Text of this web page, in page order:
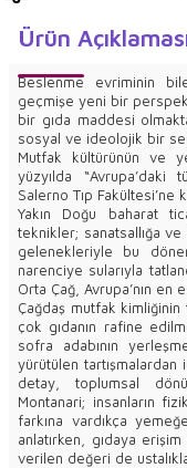
Ürün
Beslenme evriminin
geçmişe yeni bir
bir gıda maddesi
sosyal ve ideolojik bir
Mutfak kültürünün ve
yüzyılda
Salerno Tıp Fakültesi’ne
Yakın Doğu baharat
teknikler; sanatsallığa
gelenekleriyle bu
narenciye sularıyla
Orta Çağ, Avrupa’nın
Çağdaş mutfak
çok gıdanın rafine
sofra adabının
yürütülen
detay, toplumsal
Montanari; insanların
farkına vardıkça
anlatırken, gıdaya
verilen değeri de